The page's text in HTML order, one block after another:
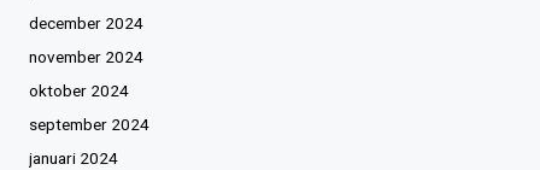
december 2024
november 2024
oktober 2024
september 2024
januari 2024